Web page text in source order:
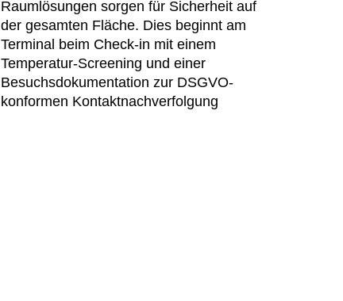
Raumlösungen sorgen für Sicherheit auf
der gesamten Fläche. Dies beginnt am
Terminal beim Check-in mit einem
Temperatur-Screening und einer
Besuchsdokumentation zur DSGVO-
konformen Kontaktnachverfolgung